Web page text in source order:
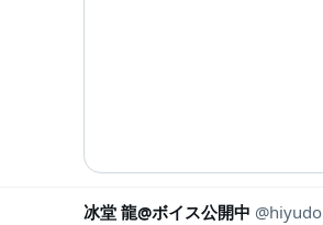
冰堂 龍@ボイス公開中